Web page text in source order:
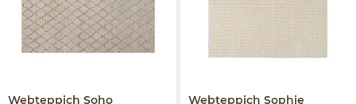
Webteppich Soho
Webteppich Sophie